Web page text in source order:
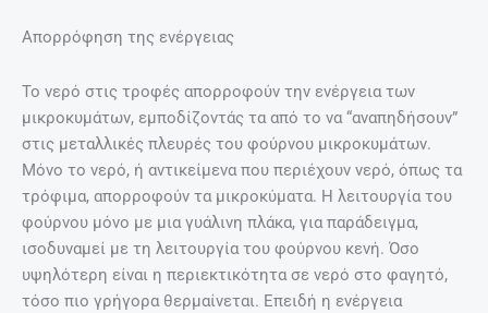
Απορρόφηση της ενέργειας
Το νερό στις τροφές απορροφούν την ενέργεια των
μικροκυμάτων, εμποδίζοντάς τα από το να “αναπηδήσουν”
στις μεταλλικές πλευρές του φούρνου μικροκυμάτων.
Μόνο το νερό, ή αντικείμενα που περιέχουν νερό, όπως τα
τρόφιμα, απορροφούν τα μικροκύματα. Η λειτουργία του
φούρνου μόνο με μια γυάλινη πλάκα, για παράδειγμα,
ισοδυναμεί με τη λειτουργία του φούρνου κενή. Όσο
υψηλότερη είναι η περιεκτικότητα σε νερό στο φαγητό,
τόσο πιο γρήγορα θερμαίνεται. Επειδή η ενέργεια